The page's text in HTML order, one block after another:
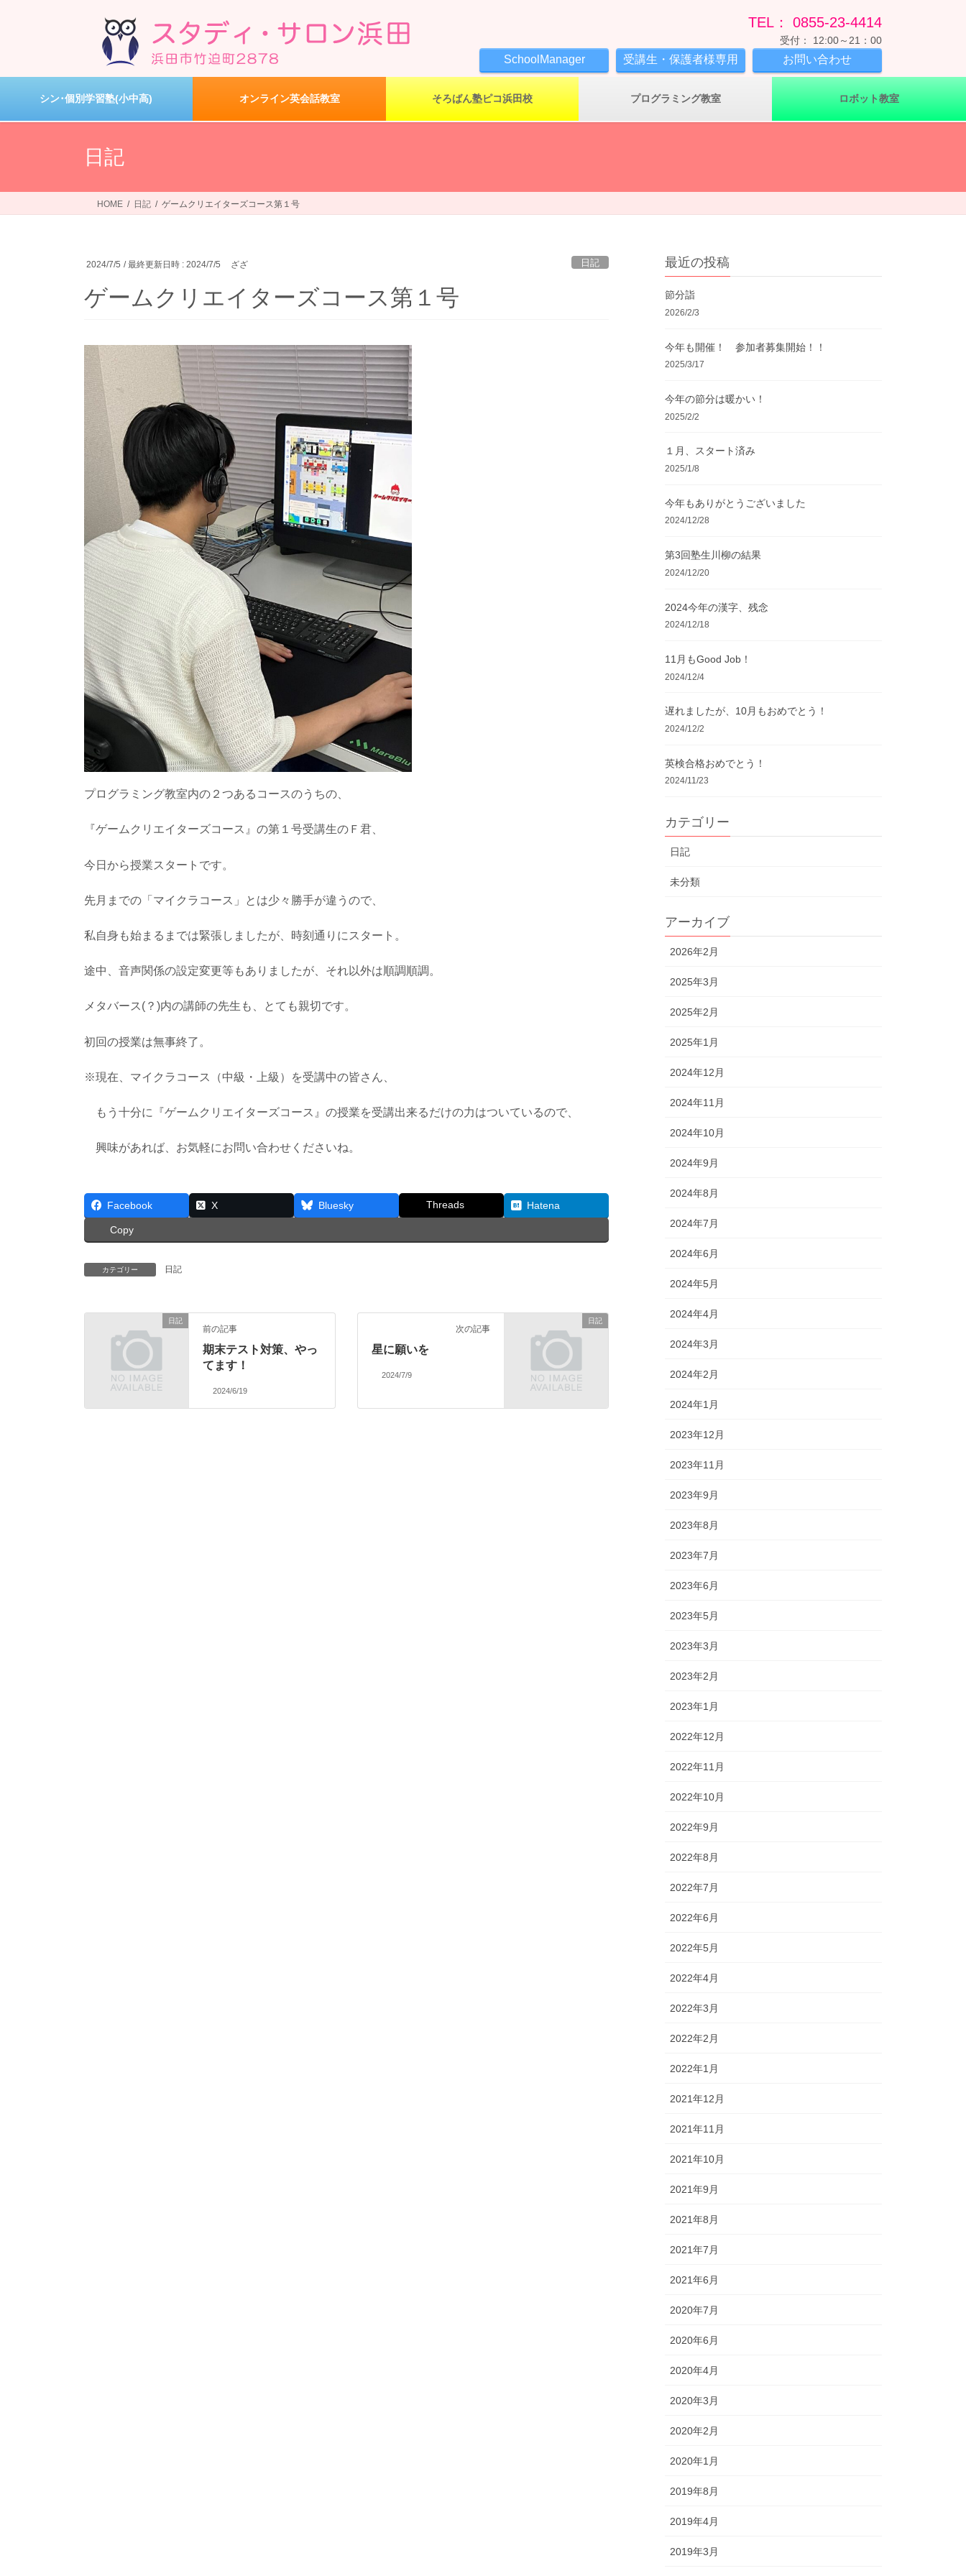
ツ
シ
TEL： 0855-23-4414
受付： 12:00～21：00
SchoolManager 受講生・保護者様専用 お問い合わせ
シン･個別学習塾(小中高) オンライン英会話教室 そろばん塾ピコ浜田校 プログラミング教室 ロボット教室
日記
HOME 日記 ゲームクリエイターズコース第１号
2024/7/5 / 最終更新日時 : 2024/7/5 ざざ 日記
ゲームクリエイターズコース第１号
プログラミング教室内の２つあるコースのうちの、
『ゲームクリエイターズコース』の第１号受講生のＦ君、
今日から授業スタートです。
先月までの「マイクラコース」とは少々勝手が違うので、
私自身も始まるまでは緊張しましたが、時刻通りにスタート。
途中、音声関係の設定変更等もありましたが、それ以外は順調順調。
メタバース(？)内の講師の先生も、とても親切です。
初回の授業は無事終了。
※現在、マイクラコース（中級・上級）を受講中の皆さん、
もう十分に『ゲームクリエイターズコース』の授業を受講出来るだけの力はついているので、
興味があれば、お気軽にお問い合わせくださいね。
Facebook X Bluesky Threads Hatena
Copy
カテゴリー 日記
日記
前の記事
期末テスト対策、やっ
てます！
2024/6/19
日記
次の記事
星に願いを
2024/7/9
最近の投稿
節分詣
2026/2/3
今年も開催！ 参加者募集開始！！
2025/3/17
今年の節分は暖かい！
2025/2/2
１月、スタート済み
2025/1/8
今年もありがとうございました
2024/12/28
第3回塾生川柳の結果
2024/12/20
2024今年の漢字、残念
2024/12/18
11月もGood Job！
2024/12/4
遅れましたが、10月もおめでとう！
2024/12/2
英検合格おめでとう！
2024/11/23
カテゴリー
日記
未分類
アーカイブ
2026年2月
2025年3月
2025年2月
2025年1月
2024年12月
2024年11月
2024年10月
2024年9月
2024年8月
2024年7月
2024年6月
2024年5月
2024年4月
2024年3月
2024年2月
2024年1月
2023年12月
2023年11月
2023年9月
2023年8月
2023年7月
2023年6月
2023年5月
2023年3月
2023年2月
2023年1月
2022年12月
2022年11月
2022年10月
2022年9月
2022年8月
2022年7月
2022年6月
2022年5月
2022年4月
2022年3月
2022年2月
2022年1月
2021年12月
2021年11月
2021年10月
2021年9月
2021年8月
2021年7月
2021年6月
2020年7月
2020年6月
2020年4月
2020年3月
2020年2月
2020年1月
2019年8月
2019年4月
2019年3月